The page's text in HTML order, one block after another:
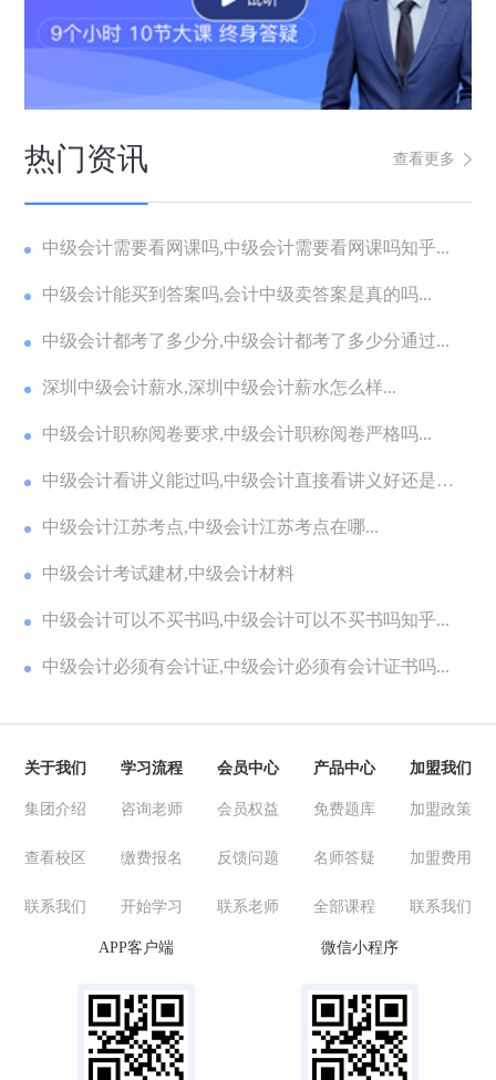
热门资讯 查看更多
中级会计需要看网课吗,中级会计需要看网课吗知乎...
中级会计能买到答案吗,会计中级卖答案是真的吗...
中级会计都考了多少分,中级会计都考了多少分通过...
深圳中级会计薪水,深圳中级会计薪水怎么样...
中级会计职称阅卷要求,中级会计职称阅卷严格吗...
中级会计看讲义能过吗,中级会计直接看讲义好还是看
教...中级会计江苏考点,中级会计江苏考点在哪...
中级会计考试建材,中级会计材料
中级会计可以不买书吗,中级会计可以不买书吗知乎...
中级会计必须有会计证,中级会计必须有会计证书吗...
关于我们
集团介绍
查看校区
联系我们
学习流程
咨询老师
缴费报名
开始学习
会员中心
会员权益
反馈问题
联系老师
产品中心
免费题库
名师答疑
全部课程
加盟我们
加盟政策
加盟费用
联系我们
APP客户端 微信小程序